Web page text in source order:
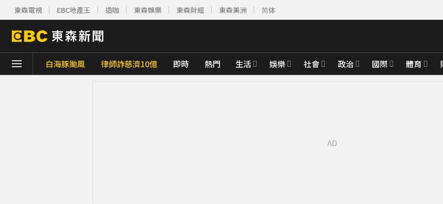
東森電視 EBC地產王 造咖 東森娛樂 東森財經 東森美洲 简体
白海豚颱風 律師詐慈濟10億 即時 熱門 生活 娛樂 社會 政治 國際 體育